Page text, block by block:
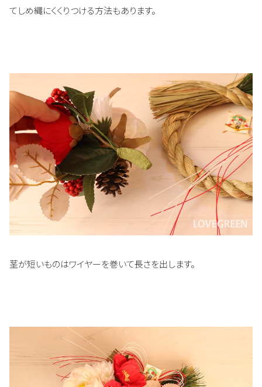
てしめ縄にくくりつける方法もあります。
茎が短いものはワイヤーを巻いて長さを出します。